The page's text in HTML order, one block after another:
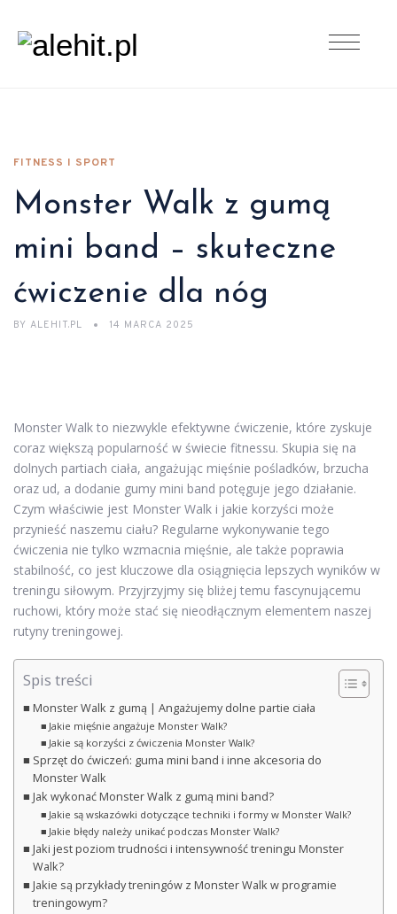
FITNESS I SPORT
Monster Walk z gumą
mini band – skuteczne
ćwiczenie dla nóg
BY ALEHIT.PL 14 MARCA 2025
Monster Walk to niezwykle efektywne ćwiczenie, które zyskuje
coraz większą popularność w świecie fitnessu. Skupia się na
dolnych partiach ciała, angażując mięśnie pośladków, brzucha
oraz ud, a dodanie gumy mini band potęguje jego działanie.
Czym właściwie jest Monster Walk i jakie korzyści może
przynieść naszemu ciału? Regularne wykonywanie tego
ćwiczenia nie tylko wzmacnia mięśnie, ale także poprawia
stabilność, co jest kluczowe dla osiągnięcia lepszych wyników w
treningu siłowym. Przyjrzyjmy się bliżej temu fascynującemu
ruchowi, który może stać się nieodłącznym elementem naszej
rutyny treningowej.
Spis treści
Monster Walk z gumą | Angażujemy dolne partie ciała
Jakie mięśnie angażuje Monster Walk?
Jakie są korzyści z ćwiczenia Monster Walk?
Sprzęt do ćwiczeń: guma mini band i inne akcesoria do
Monster Walk
Jak wykonać Monster Walk z gumą mini band?
Jakie są wskazówki dotyczące techniki i formy w Monster Walk?
Jakie błędy należy unikać podczas Monster Walk?
Jaki jest poziom trudności i intensywność treningu Monster
Walk?
Jakie są przykłady treningów z Monster Walk w programie
treningowym?